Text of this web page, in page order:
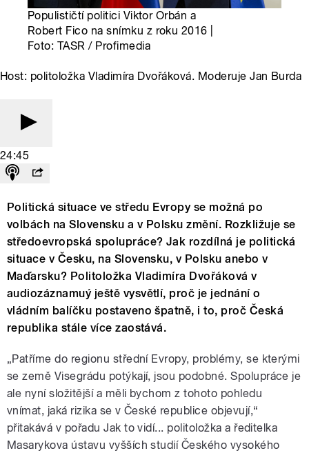
Populističtí politici Viktor Orbán a
Robert Fico na snímku z roku 2016 |
Foto: TASR / Profimedia
Host: politoložka Vladimíra Dvořáková. Moderuje Jan Burda
24:45
Politická situace ve středu Evropy se možná po
volbách na Slovensku a v Polsku změní. Rozkližuje se
středoevropská spolupráce? Jak rozdílná je politická
situace v Česku, na Slovensku, v Polsku anebo v
Maďarsku? Politoložka Vladimíra Dvořáková v
audiozáznamuý ještě vysvětlí, proč je jednání o
vládním balíčku postaveno špatně, i to, proč Česká
republika stále více zaostává.
„Patříme do regionu střední Evropy, problémy, se kterými
se země Visegrádu potýkají, jsou podobné. Spolupráce je
ale nyní složitější a měli bychom z tohoto pohledu
vnímat, jaká rizika se v České republice objevují,“
přitakává v pořadu Jak to vidí... politoložka a ředitelka
Masarykova ústavu vyšších studií Českého vysokého